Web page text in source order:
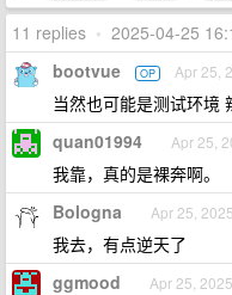
11 replies • 2025-04-25
bootvue OP Apr 25,
当然也可能是测试环境
quan01994 Apr 25,
我靠，真的是裸奔啊。
Bologna Apr 25, 2025
我去，有点逆天了
ggmood Apr 25,